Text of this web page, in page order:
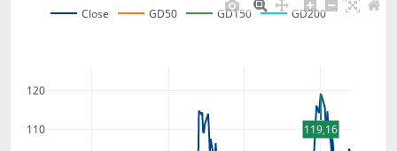
110
120
Close GD50 GD150 GD200
119,16